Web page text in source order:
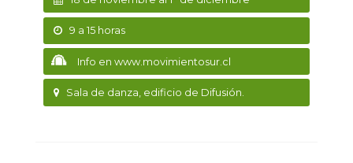
9 a 15 horas
Info en www.movimientosur.cl
Sala de danza, edificio de Difusión.